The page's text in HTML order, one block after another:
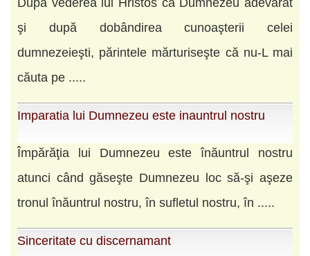
După vederea lui Hristos ca Dumnezeu adevărat
şi după dobândirea cu­noaşterii celei
dumnezeieşti, părintele mărturiseşte că nu-L mai
căuta pe .....
Imparatia lui Dumnezeu este inauntrul nostru
Împărăţia lui Dumnezeu este înăuntrul nostru
atunci când găseşte Dumnezeu loc să-şi aşeze
tronul înăuntrul nostru, în sufletul nostru, în .....
Sinceritate cu discernamant